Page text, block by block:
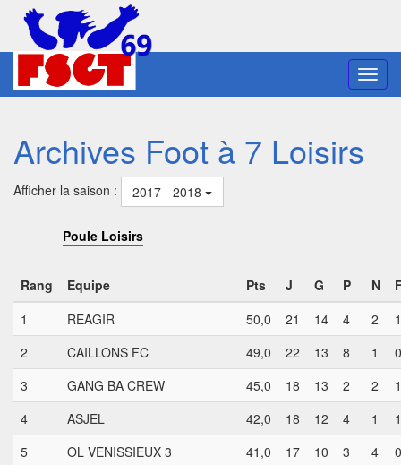
Archives Foot à 7 Loisirs
Afficher la saison : 2017 - 2018
Poule Loisirs
Rang Equipe Pts J G P N
1
REAGIR 50,0 21 14 4 2
1
2
CAILLONS FC 49,0 22 13 8 1
0
3
GANG BA CREW 45,0 18 13 2 2
1
4
ASJEL 42,0 18 12 4 1
1
5
OL VENISSIEUX 3 41,0 17 10 3 4
0